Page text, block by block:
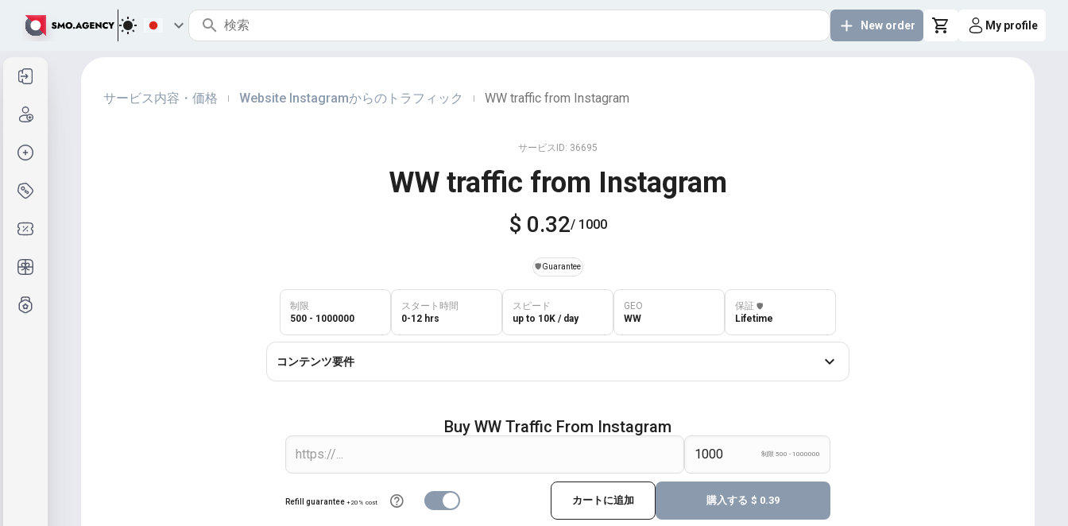
New order My profile
サービス内容・価格 Website Instagramからのトラフィック WW traffic from Instagram
サービスID: 36695
WW traffic from Instagram
$ 0.32/ 1000
️🛡️Guarantee
制限
500 - 1000000
スタート時間
0-12 hrs
スピード
up to 10K / day
GEO
WW
保証 ️🛡️
Lifetime
コンテンツ要件
Buy WW Traffic From Instagram
制限 500 - 1000000
Refill guarantee +20% cost カートに追加 購入する $ 0.39